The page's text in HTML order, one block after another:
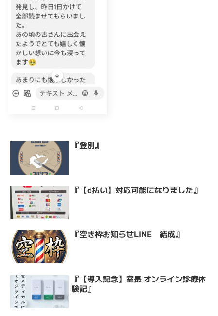
『登別』
『【d払い】対応可能になりました』
『空き枠お知らせLINE 結成』
『【導入記念】室長 オンライン診療体
験記』